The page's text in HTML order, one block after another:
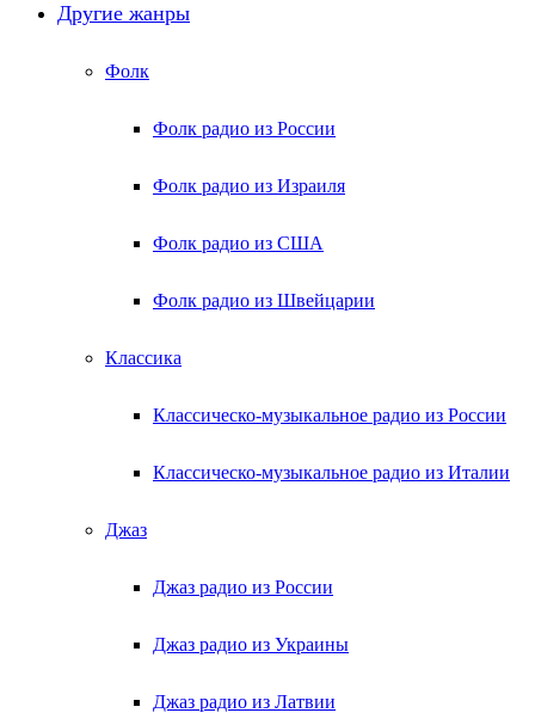
Другие жанры
Фолк
Фолк радио из России
Фолк радио из Израиля
Фолк радио из США
Фолк радио из Швейцарии
Классика
Классическо-музыкальное радио из России
Классическо-музыкальное радио из Италии
Джаз
Джаз радио из России
Джаз радио из Украины
Джаз радио из Латвии